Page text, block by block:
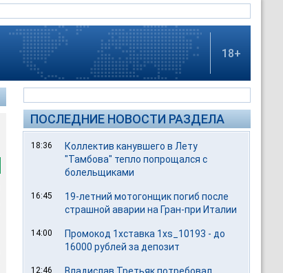
18+
ПОСЛЕДНИЕ НОВОСТИ РАЗДЕЛА
18:36
Коллектив канувшего в Лету
"Тамбова" тепло попрощался с
болельщиками
16:45
19-летний мотогонщик погиб после
страшной аварии на Гран-при Италии
14:00
Промокод 1хставка 1xs_10193 - до
16000 рублей за депозит
12:46